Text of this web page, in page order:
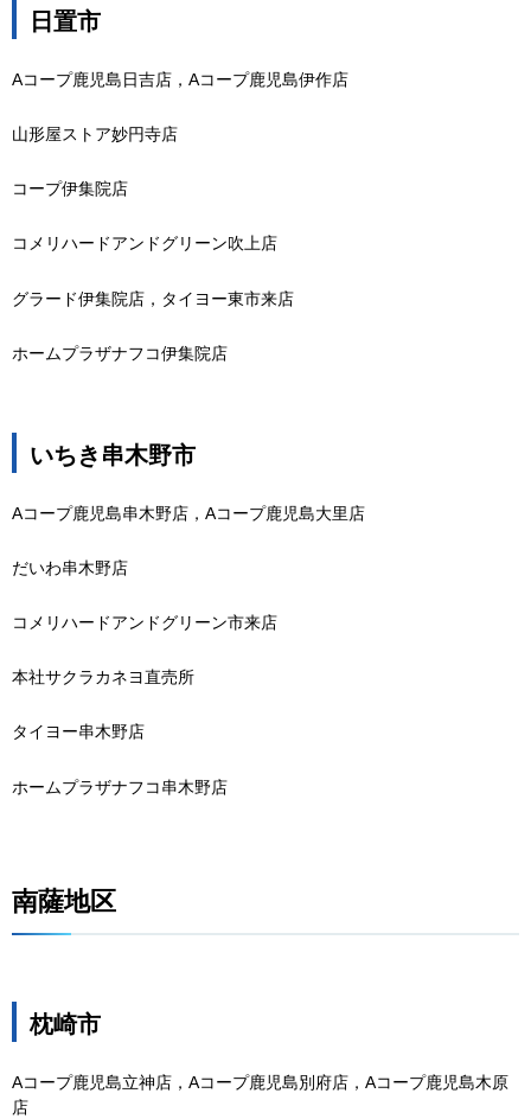
日置市
Aコープ鹿児島日吉店，Aコープ鹿児島伊作店
山形屋ストア妙円寺店
コープ伊集院店
コメリハードアンドグリーン吹上店
グラード伊集院店，タイヨー東市来店
ホームプラザナフコ伊集院店
いちき串木野市
Aコープ鹿児島串木野店，Aコープ鹿児島大里店
だいわ串木野店
コメリハードアンドグリーン市来店
本社サクラカネヨ直売所
タイヨー串木野店
ホームプラザナフコ串木野店
南薩地区
枕崎市
Aコープ鹿児島立神店，Aコープ鹿児島別府店，Aコープ鹿児島木原
店